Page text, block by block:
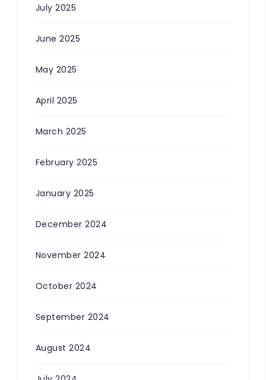
July 2025
June 2025
May 2025
April 2025
March 2025
February 2025
January 2025
December 2024
November 2024
October 2024
September 2024
August 2024